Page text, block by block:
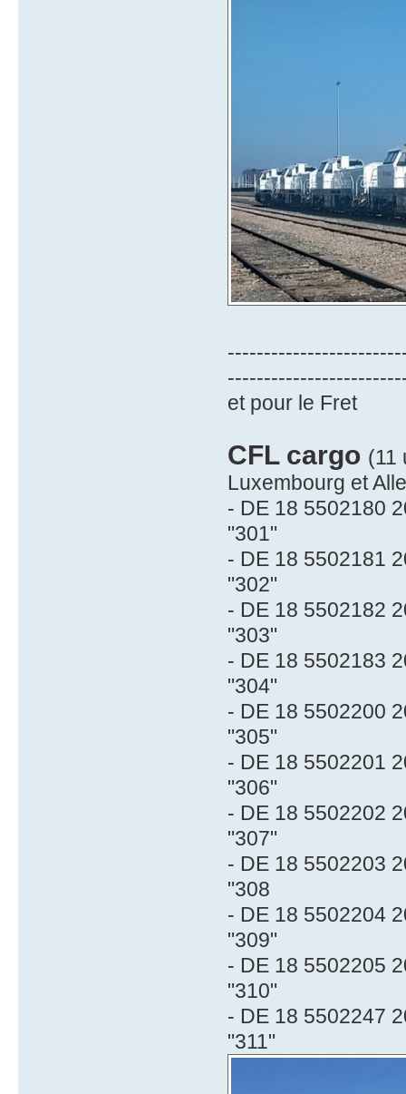
et pour le Fret
CFL cargo (11
Luxembourg et
- DE 18 5502180
"301"
- DE 18 5502181
"302"
- DE 18 5502182
"303"
- DE 18 5502183
"304"
- DE 18 5502200
"305"
- DE 18 5502201
"306"
- DE 18 5502202
"307"
- DE 18 5502203
"308
- DE 18 5502204
"309"
- DE 18 5502205
"310"
- DE 18 5502247
"311"